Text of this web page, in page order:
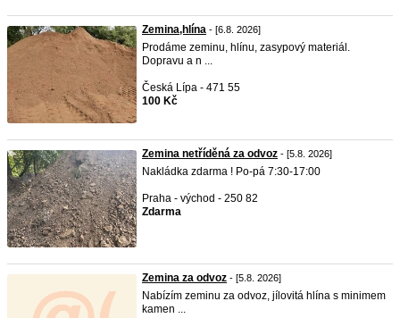
Zemina,hlína - [6.8. 2026]
Prodáme zeminu, hlínu, zasypový materiál.
Dopravu a n ...
Česká Lípa - 471 55
100 Kč
Zemina netříděná za odvoz - [5.8. 2026]
Nakládka zdarma ! Po-pá 7:30-17:00
Praha - východ - 250 82
Zdarma
Zemina za odvoz - [5.8. 2026]
Nabízím zeminu za odvoz, jílovitá hlína s minimem
kamen ...